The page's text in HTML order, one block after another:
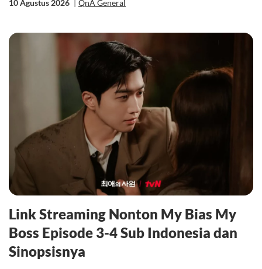
10 Agustus 2026 | QnA General
Link Streaming Nonton My Bias My
Boss Episode 3-4 Sub Indonesia dan
Sinopsisnya